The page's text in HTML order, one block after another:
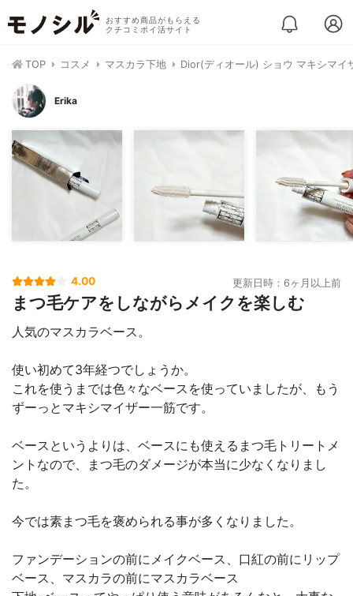
おすすめ商品がもらえる
クチコミポイ活サイト
TOP コスメ マスカラ下地 Dior(ディオール) ショウ マキシマイ
Erika
4.00 更新日時：6ヶ月以上前
まつ毛ケアをしながらメイクを楽しむ
人気のマスカラベース。
使い初めて3年経つでしょうか。
これを使うまでは色々なベースを使っていましたが、もう
ずーっとマキシマイザー一筋です。
ベースというよりは、ベースにも使えるまつ毛トリートメ
ントなので、まつ毛のダメージが本当に少なくなりまし
た。
今では素まつ毛を褒められる事が多くなりました。
ファンデーションの前にメイクベース、口紅の前にリップ
ベース、マスカラの前にマスカラベース